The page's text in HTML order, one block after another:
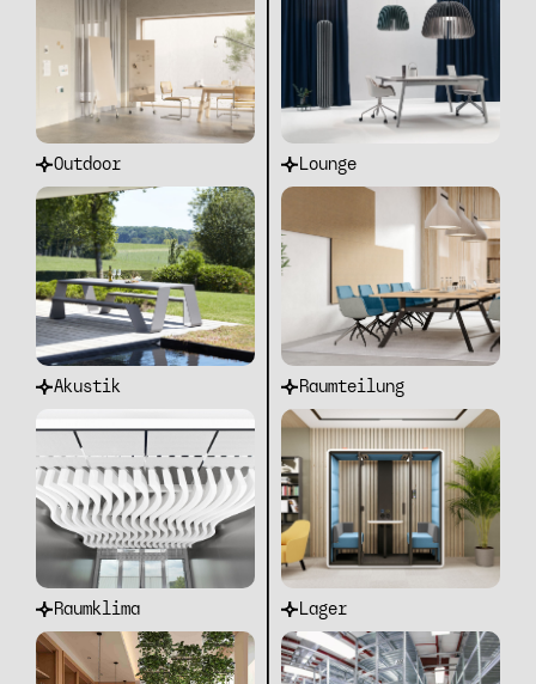
Outdoor
Akustik
Raumklima
Lounge
Raumteilung
Lager